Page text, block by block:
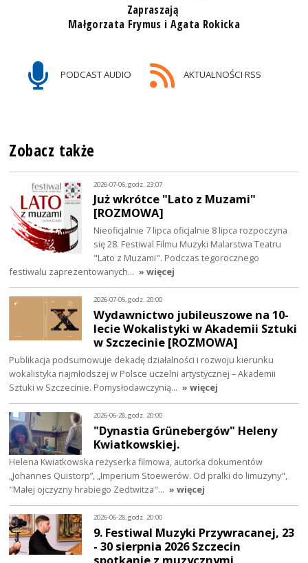
Zapraszają
Małgorzata Frymus i Agata Rokicka
PODCAST AUDIO AKTUALNOŚCI RSS
Zobacz także
2026-07-06, godz. 23:07
Już wkrótce "Lato z Muzami"
[ROZMOWA]
Nieoficjalnie 7 lipca oficjalnie 8 lipca rozpoczyna
się 28. Festiwal Filmu Muzyki Malarstwa Teatru
"Lato z Muzami". Podczas tegorocznego
festiwalu zaprezentowanych… » więcej
2026-07-05, godz. 20:00
Wydawnictwo jubileuszowe na 10-
lecie Wokalistyki w Akademii Sztuki
w Szczecinie [ROZMOWA]
Publikacja podsumowuje dekadę działalności i rozwoju kierunku
wokalistyka najmłodszej w Polsce uczelni artystycznej – Akademii
Sztuki w Szczecinie. Pomysłodawczynią… » więcej
2026-06-28, godz. 20:00
"Dynastia Grünebergów" Heleny
Kwiatkowskiej.
Helena Kwiatkowska reżyserka filmowa, autorka dokumentów
„Johannes Quistorp”, „Imperium Stoewerów. Od pralki do limuzyny",
"Małej ojczyzny hrabiego Zedtwitza"… » więcej
2026-06-28, godz. 20:00
9. Festiwal Muzyki Przywracanej, 23
- 30 sierpnia 2026 Szczecin
spotkanie z muzycznymi